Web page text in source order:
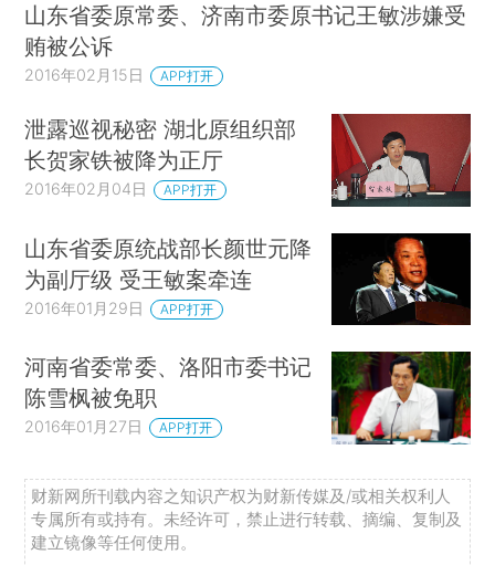
山东省委原常委、济南市委原书记王敏涉嫌受
贿被公诉
2016年02月15日 APP打开
泄露巡视秘密 湖北原组织部
长贺家铁被降为正厅
2016年02月04日 APP打开
山东省委原统战部长颜世元降
为副厅级 受王敏案牵连
2016年01月29日 APP打开
河南省委常委、洛阳市委书记
陈雪枫被免职
2016年01月27日 APP打开
财新网所刊载内容之知识产权为财新传媒及/或相关权利人
专属所有或持有。未经许可，禁止进行转载、摘编、复制及
建立镜像等任何使用。